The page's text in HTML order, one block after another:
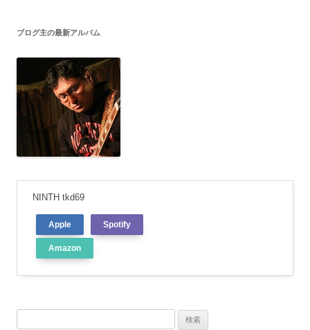
ブログ主の最新アルバム
NINTH tkd69
Apple Spotify
Amazon